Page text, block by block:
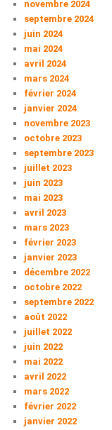
novembre 2024
septembre 2024
juin 2024
mai 2024
avril 2024
mars 2024
février 2024
janvier 2024
novembre 2023
octobre 2023
septembre 2023
juillet 2023
juin 2023
mai 2023
avril 2023
mars 2023
février 2023
janvier 2023
décembre 2022
octobre 2022
septembre 2022
août 2022
juillet 2022
juin 2022
mai 2022
avril 2022
mars 2022
février 2022
janvier 2022